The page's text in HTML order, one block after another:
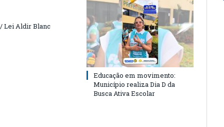
/ Lei Aldir Blanc
Educação em movimento:
Município realiza Dia D da
Busca Ativa Escolar